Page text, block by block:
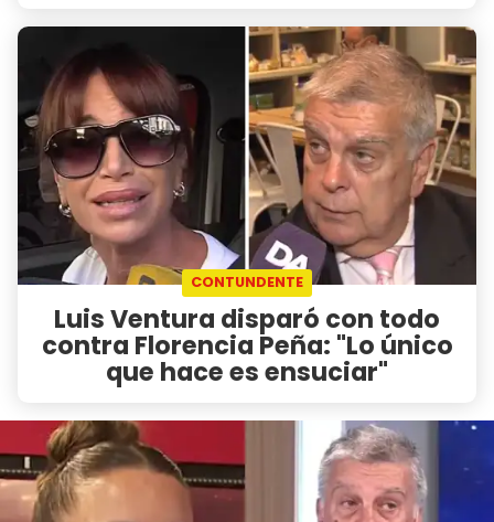
CONTUNDENTE
Luis Ventura disparó con todo
contra Florencia Peña: "Lo único
que hace es ensuciar"